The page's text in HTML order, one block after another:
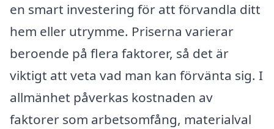
en smart investering för att förvandla ditt
hem eller utrymme. Priserna varierar
beroende på flera faktorer, så det är
viktigt att veta vad man kan förvänta sig. I
allmänhet påverkas kostnaden av
faktorer som arbetsomfång, materialval